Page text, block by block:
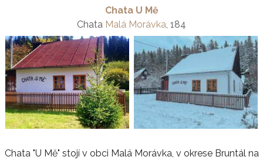
Chata U Mě
Chata Malá Morávka, 184
Chata "U Mě" stojí v obci Malá Morávka, v okrese Bruntál na